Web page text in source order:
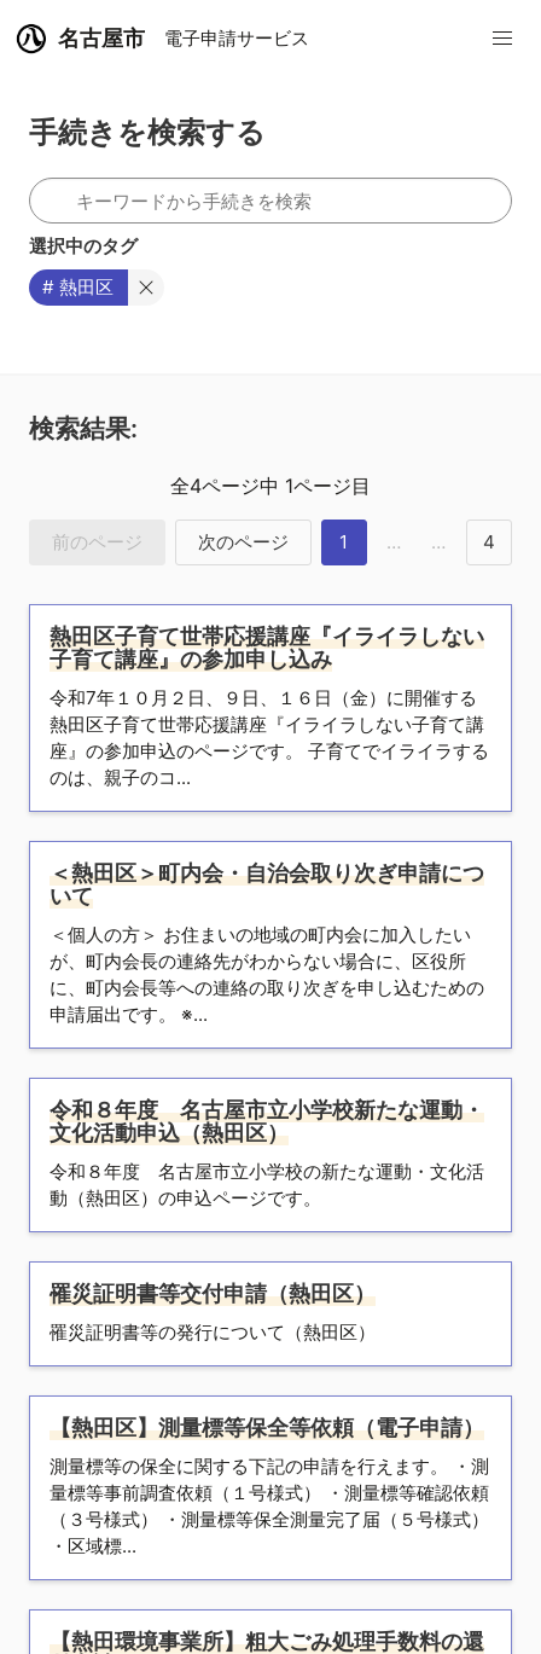
名古屋市 電子申請サービス
手続きを検索する
選択中のタグ
# 熱田区
検索結果:
全4ページ中 1ページ目
前のページ 次のページ 1 … … 4
熱田区子育て世帯応援講座『イライラしない
子育て講座』の参加申し込み
令和7年１０月２日、９日、１６日（金）に開催する
熱田区子育て世帯応援講座『イライラしない子育て講
座』の参加申込のページです。 子育てでイライラする
のは、親子のコ...
＜熱田区＞町内会・自治会取り次ぎ申請につ
いて
＜個人の方＞ お住まいの地域の町内会に加入したい
が、町内会長の連絡先がわからない場合に、区役所
に、町内会長等への連絡の取り次ぎを申し込むための
申請届出です。 ※...
令和８年度 名古屋市立小学校新たな運動・
文化活動申込（熱田区）
令和８年度 名古屋市立小学校の新たな運動・文化活
動（熱田区）の申込ページです。
罹災証明書等交付申請（熱田区）
罹災証明書等の発行について（熱田区）
【熱田区】測量標等保全等依頼（電子申請）
測量標等の保全に関する下記の申請を行えます。 ・測
量標等事前調査依頼（１号様式） ・測量標等確認依頼
（３号様式） ・測量標等保全測量完了届（５号様式）
・区域標...
【熱田環境事業所】粗大ごみ処理手数料の還